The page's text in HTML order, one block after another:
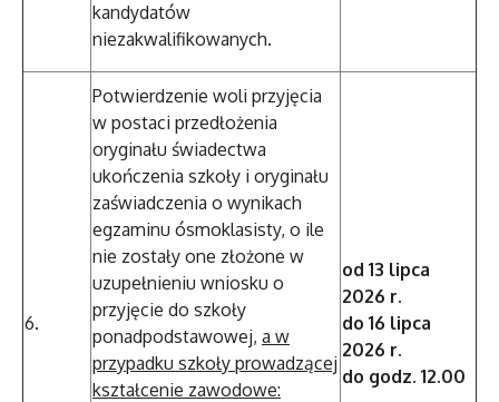
kandydatów
niezakwalifikowanych.
6.
Potwierdzenie woli przyjęcia
w postaci przedłożenia
oryginału świadectwa
ukończenia szkoły i oryginału
zaświadczenia o wynikach
egzaminu ósmoklasisty, o ile
nie zostały one złożone w
uzupełnieniu wniosku o
przyjęcie do szkoły
ponadpodstawowej, a w
przypadku szkoły prowadzącej
kształcenie zawodowe:
od 13 lipca
2026 r.
do 16 lipca
2026 r.
do godz. 12.00